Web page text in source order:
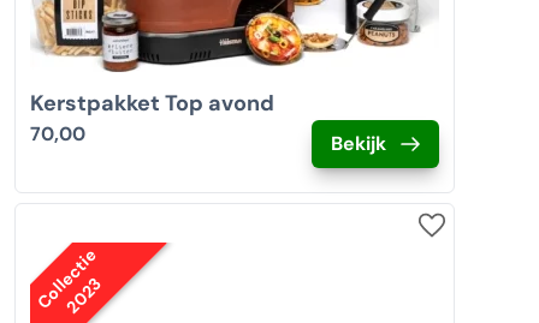
Kerstpakket Top avond
70,00 Bekijk
Collectie
2023